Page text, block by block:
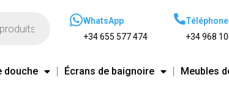
WhatsApp
+34 655 577 474
Téléphone
+34 968
douche Écrans de baignoire Meubles